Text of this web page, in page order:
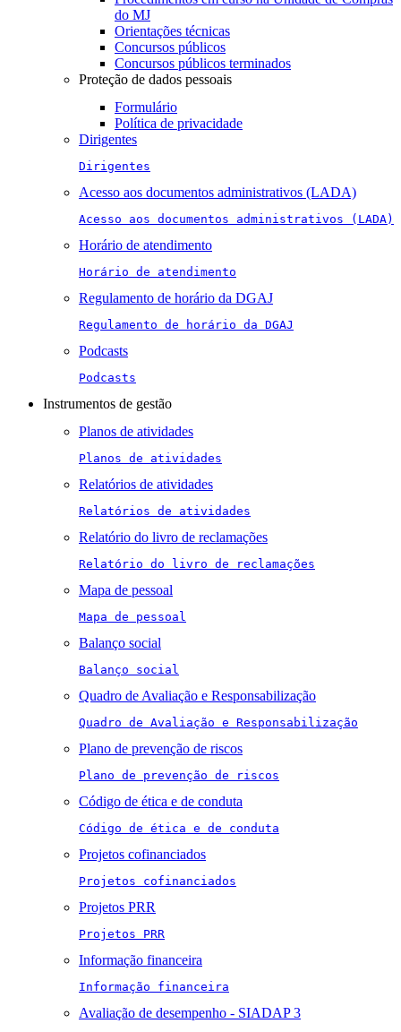
do MJ
Orientações técnicas
Concursos públicos
Concursos públicos terminados
Proteção de dados pessoais
Formulário
Política de privacidade
Dirigentes
Dirigentes
Acesso aos documentos administrativos (LADA)
Acesso aos documentos administrativos (LADA)
Horário de atendimento
Horário de atendimento
Regulamento de horário da DGAJ
Regulamento de horário da DGAJ
Podcasts
Podcasts
Instrumentos de gestão
Planos de atividades
Planos de atividades
Relatórios de atividades
Relatórios de atividades
Relatório do livro de reclamações
Relatório do livro de reclamações
Mapa de pessoal
Mapa de pessoal
Balanço social
Balanço social
Quadro de Avaliação e Responsabilização
Quadro de Avaliação e Responsabilização
Plano de prevenção de riscos
Plano de prevenção de riscos
Código de ética e de conduta
Código de ética e de conduta
Projetos cofinanciados
Projetos cofinanciados
Projetos PRR
Projetos PRR
Informação financeira
Informação financeira
Avaliação de desempenho - SIADAP 3